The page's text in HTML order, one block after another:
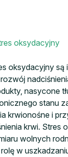
oksydacyjny
oksydacyjny są
nasycone
stanu
krwionośne i
krwi. Stres
wolnych
w